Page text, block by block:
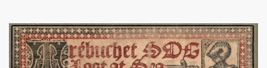
cette réflexion, Tracks est allé à la rencontre de Noise (
Kanonenfieber ) et de Dmytro Kumar ( 1914 ), qui reviennent sur
leur intérêt pour la Première Guerre mondiale. Le documentaire